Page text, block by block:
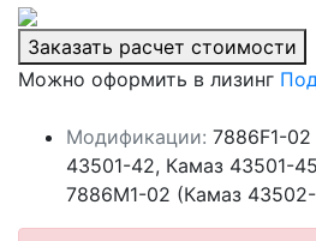
Заказать расчет стоимости
Можно оформить в лизинг
Модификации: 7886F1-
43501-42, Камаз 43501-
7886M1-02 (Камаз